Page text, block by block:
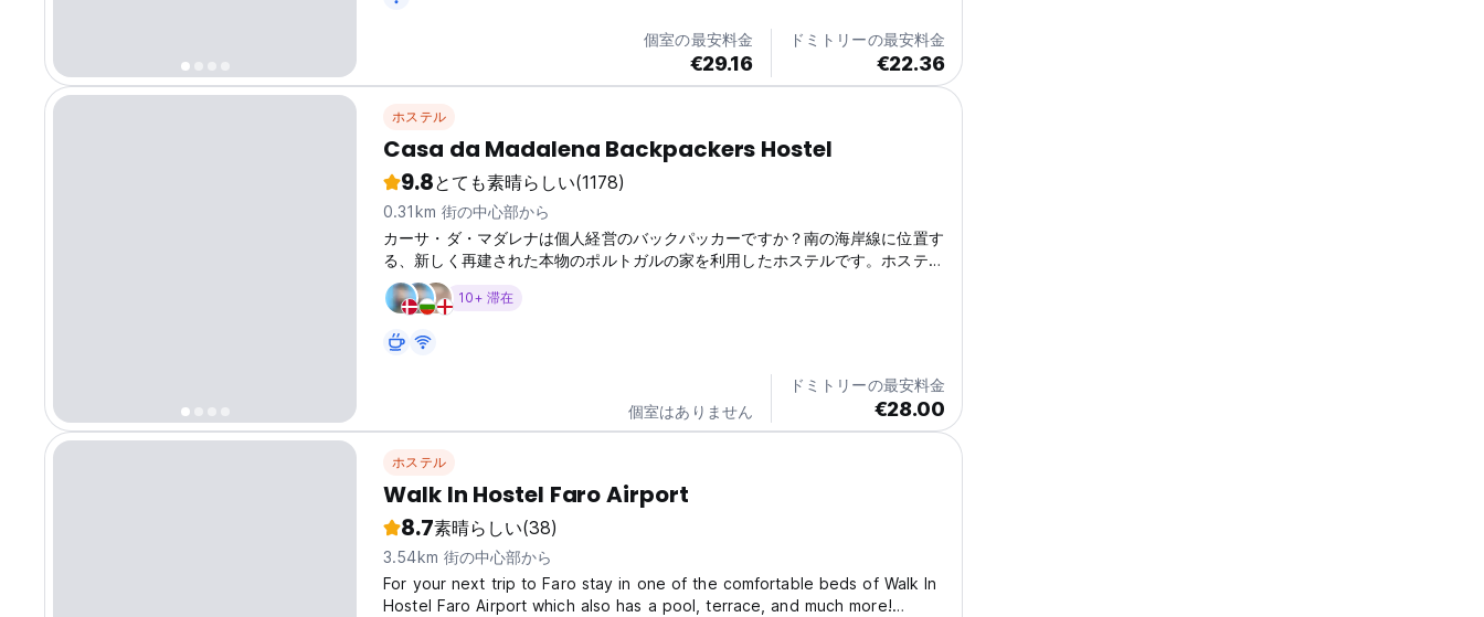
24 時間いつでもアドバイスとおもてなしでお客様を驚かせます。私たちはお客
様にここでくつろいでいただきたいと心から願っており、そうしていただけると
個室の最安料金
€29.16
ドミトリーの最安料金
€22.36
ホステル
Casa da Madalena Backpackers Hostel
9.8とても素晴らしい(1178)
0.31km 街の中心部から
カーサ・ダ・マダレナは個人経営のバックパッカーですか？南の海岸線に位置す
る、新しく再建された本物のポルトガルの家を利用したホステルです。ホステル
はファロ市の歴史地区にあります。ご到着時には、フレンドリーで親切な経験豊
富な旅行者がお出迎えし、当ホテルの居心地の良い雰囲気ですぐにくつろいでい
10+ 滞在
個室はありません
ドミトリーの最安料金
€28.00
ホステル
Walk In Hostel Faro Airport
8.7素晴らしい(38)
3.54km 街の中心部から
For your next trip to Faro stay in one of the comfortable beds of Walk In
Hostel Faro Airport which also has a pool, terrace, and much more!